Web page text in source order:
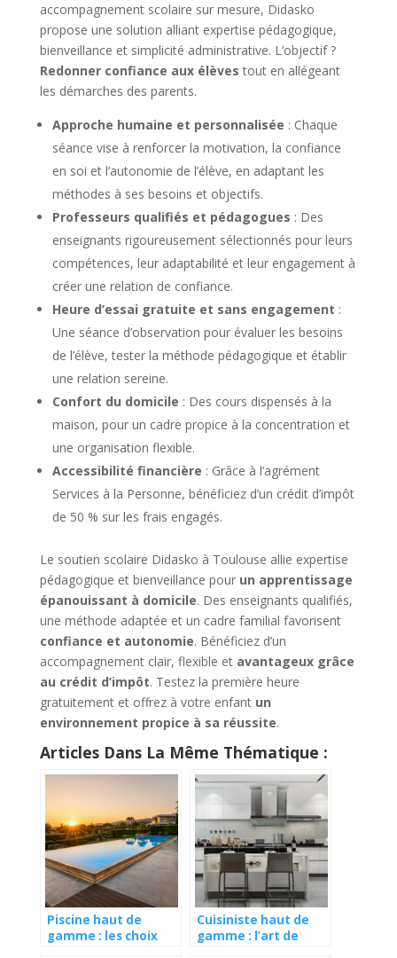
accompagnement scolaire sur mesure, Didasko
propose une solution alliant expertise pédagogique,
bienveillance et simplicité administrative. L’objectif ?
Redonner confiance aux élèves tout en allégeant
les démarches des parents.
Approche humaine et personnalisée : Chaque
séance vise à renforcer la motivation, la confiance
en soi et l’autonomie de l’élève, en adaptant les
méthodes à ses besoins et objectifs.
Professeurs qualifiés et pédagogues : Des
enseignants rigoureusement sélectionnés pour leurs
compétences, leur adaptabilité et leur engagement à
créer une relation de confiance.
Heure d’essai gratuite et sans engagement :
Une séance d’observation pour évaluer les besoins
de l’élève, tester la méthode pédagogique et établir
une relation sereine.
Confort du domicile : Des cours dispensés à la
maison, pour un cadre propice à la concentration et
une organisation flexible.
Accessibilité financière : Grâce à l’agrément
Services à la Personne, bénéficiez d’un crédit d’impôt
de 50 % sur les frais engagés.
Le soutien scolaire Didasko à Toulouse allie expertise
pédagogique et bienveillance pour un apprentissage
épanouissant à domicile. Des enseignants qualifiés,
une méthode adaptée et un cadre familial favorisent
confiance et autonomie. Bénéficiez d’un
accompagnement clair, flexible et avantageux grâce
au crédit d’impôt. Testez la première heure
gratuitement et offrez à votre enfant un
environnement propice à sa réussite.
Articles Dans La Même Thématique :
Piscine haut de
gamme : les choix
Cuisiniste haut de
gamme : l’art de